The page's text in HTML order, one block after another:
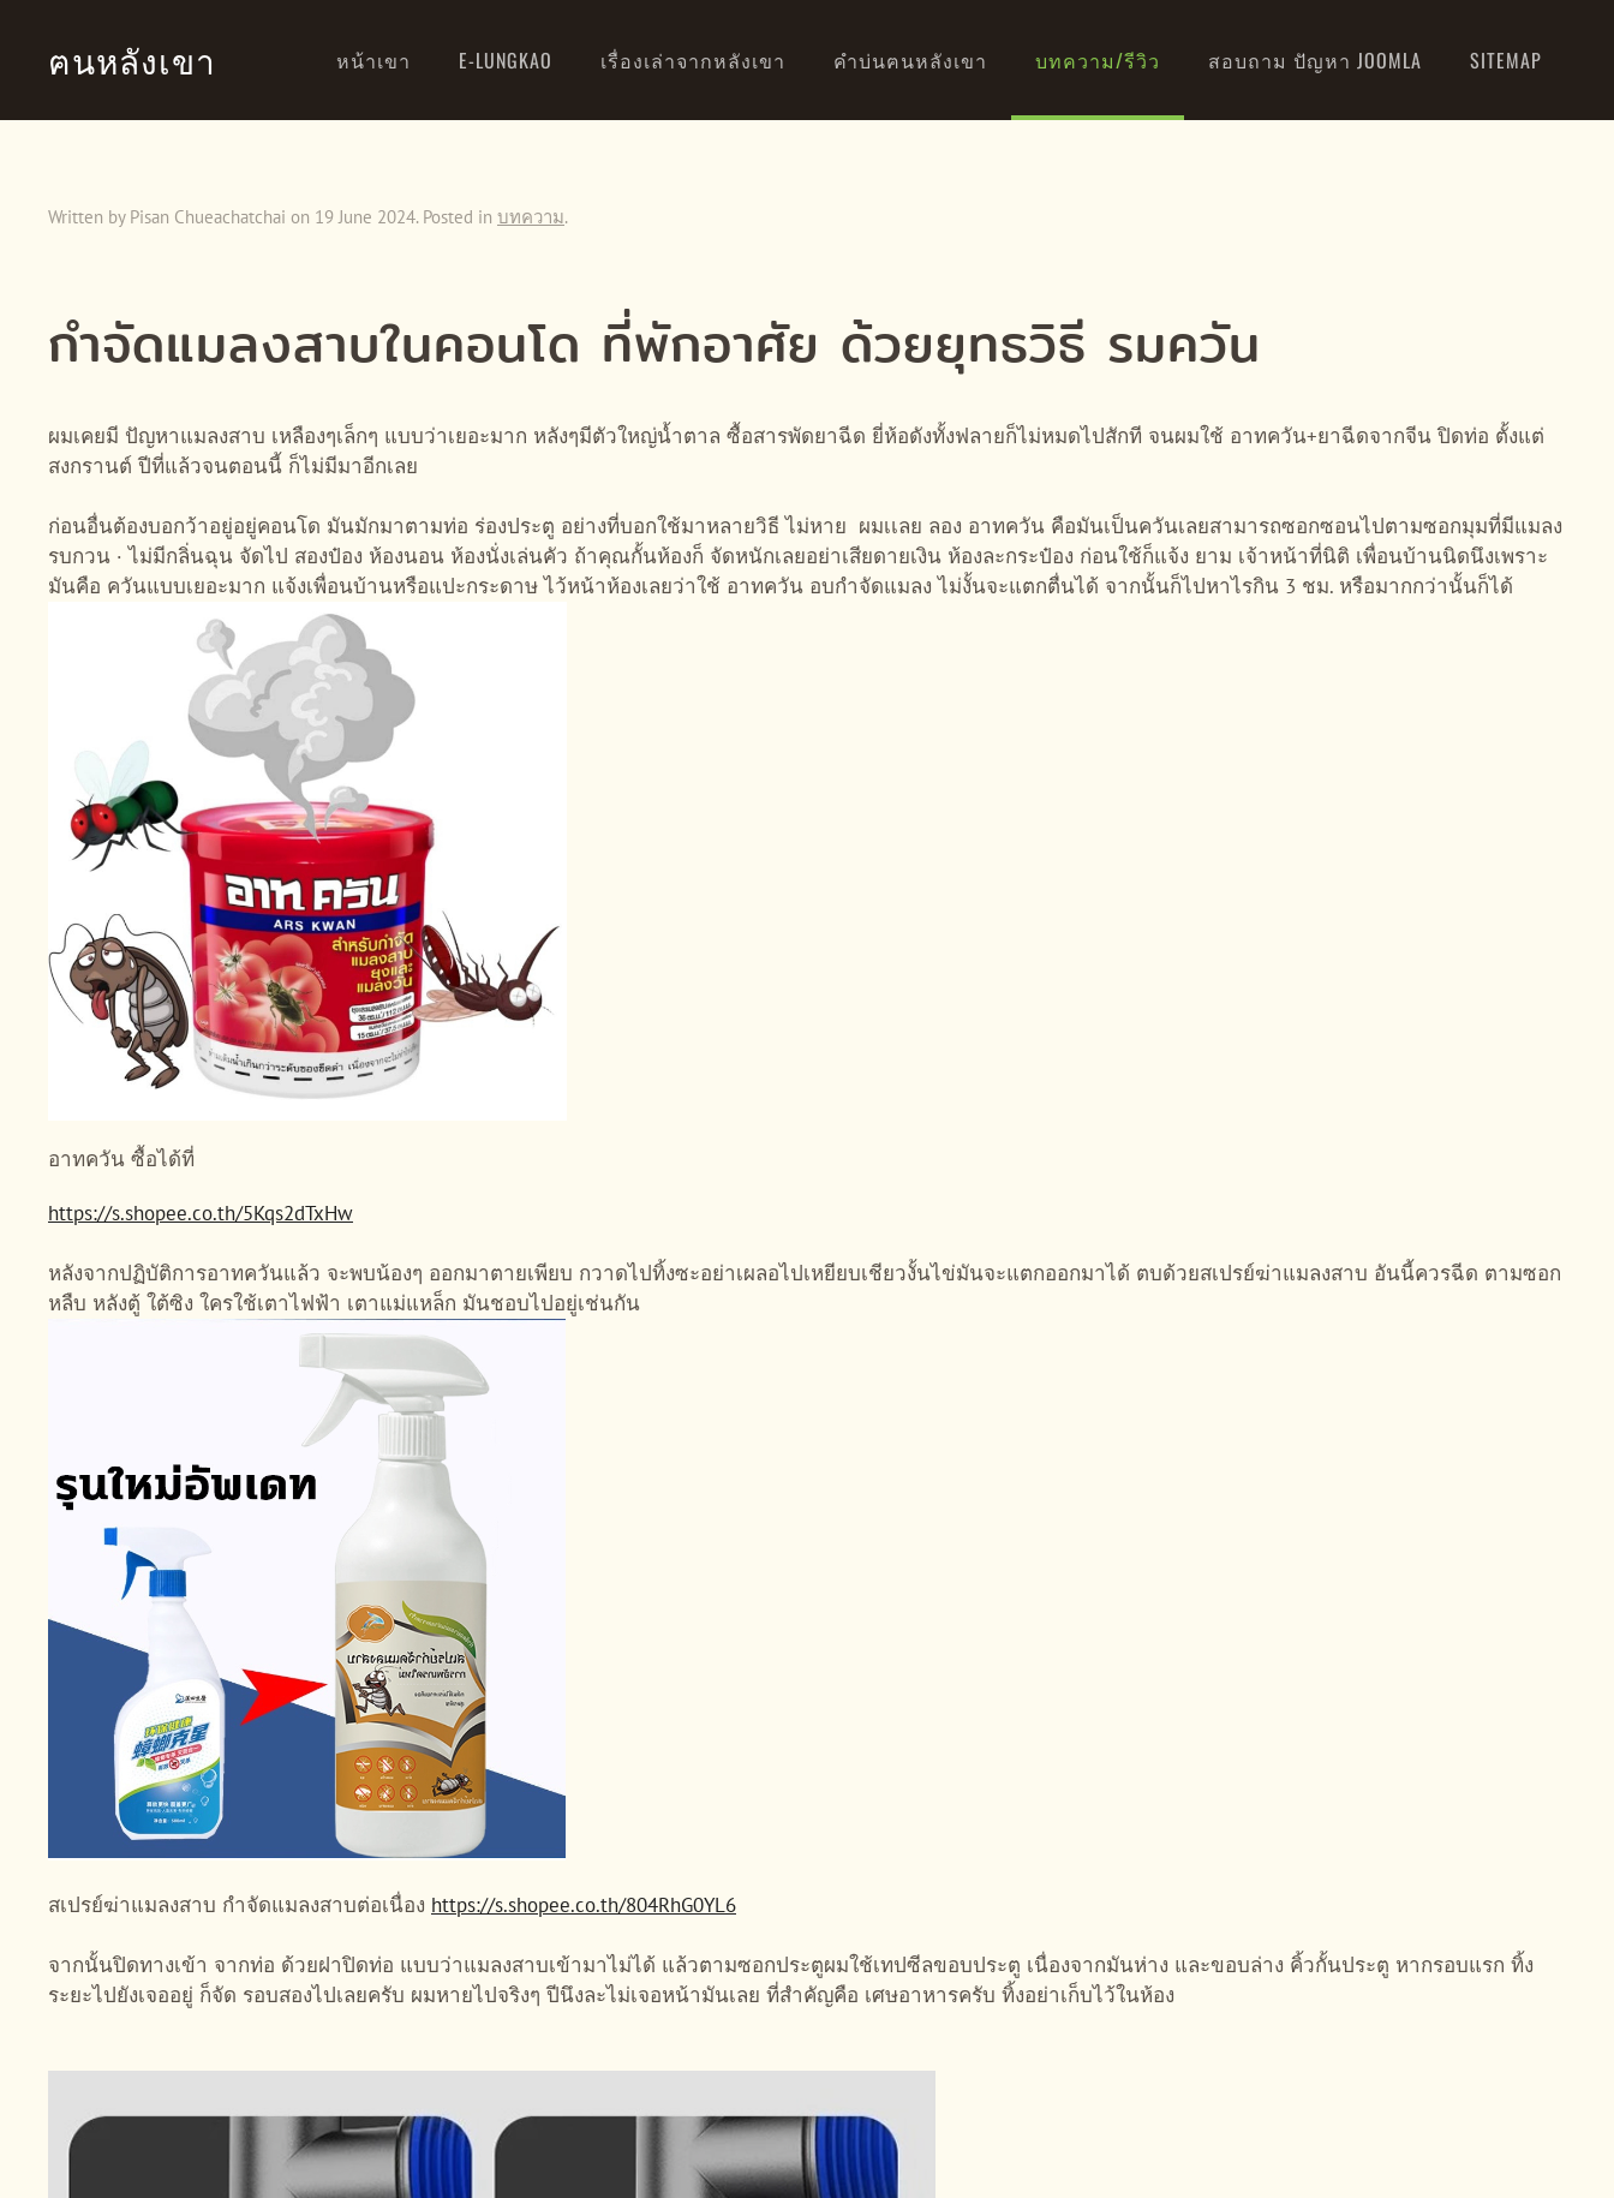
Skip to main content
ฅนหลังเขา หน้าเขา E-LUNGKAO เรื่องเล่าจากหลังเขา คำบ่นฅนหลังเขา บทความ/รีวิว สอบถาม ปัญหา JOOMLA SITEMAP
Written by Pisan Chueachatchai on 19 June 2024. Posted in บทความ.
กำจัดแมลงสาบในคอนโด ที่พักอาศัย ด้วยยุทธวิธี รมควัน
ผมเคยมี ปัญหาแมลงสาบ เหลืองๆเล็กๆ แบบว่าเยอะมาก หลังๆมีตัวใหญ่น้ำตาล ซื้อสารพัดยาฉีด ยี่ห้อดังทั้งฟลายก็ไม่หมดไปสักที จนผมใช้ อาทควัน+ยาฉีดจากจีน ปิดท่อ ตั้งแต่
สงกรานต์ ปีที่แล้วจนตอนนี้ ก็ไม่มีมาอีกเลย
ก่อนอื่นต้องบอกว้าอยู่อยู่คอนโด มันมักมาตามท่อ ร่องประตู อย่างที่บอกใช้มาหลายวิธี ไม่หาย ผมเเลย ลอง อาทควัน คือมันเป็นควันเลยสามารถซอกซอนไปตามซอกมุมที่มีแมลง
รบกวน · ไม่มีกลิ่นฉุน จัดไป สองป๋อง ห้องนอน ห้องนั่งเล่นคัว ถ้าคุณกั้นห้องก็ จัดหนักเลยอย่าเสียดายเงิน ห้องละกระป๋อง ก่อนใช้ก็แจ้ง ยาม เจ้าหน้าที่นิติ เพื่อนบ้านนิดนึงเพราะ
มันคือ ควันแบบเยอะมาก แจ้งเพื่อนบ้านหรือแปะกระดาษ ไว้หน้าห้องเลยว่าใช้ อาทควัน อบกำจัดแมลง ไม่งั้นจะแตกตื่นได้ จากนั้นก็ไปหาไรกิน 3 ชม. หรือมากกว่านั้นก็ได้
อาทควัน ซื้อได้ที่
https://s.shopee.co.th/5Kqs2dTxHw
หลังจากปฏิบัติการอาทควันแล้ว จะพบน้องๆ ออกมาตายเพียบ กวาดไปทิ้งซะอย่าเผลอไปเหยียบเชียวงั้นไข่มันจะแตกออกมาได้ ตบด้วยสเปรย์ฆ่าแมลงสาบ อันนี้ควรฉีด ตามซอก
หลืบ หลังตู้ ใต้ซิง ใครใช้เตาไฟฟ้า เตาแม่แหล็ก มันชอบไปอยู่เช่นกัน
สเปรย์ฆ่าแมลงสาบ กำจัดแมลงสาบต่อเนื่อง https://s.shopee.co.th/804RhG0YL6
จากนั้นปิดทางเข้า จากท่อ ด้วยฝาปิดท่อ แบบว่าแมลงสาบเข้ามาไม่ได้ แล้วตามซอกประตูผมใช้เทปซีลขอบประตู เนื่องจากมันห่าง และขอบล่าง คิ้วกั้นประตู หากรอบแรก ทิ้ง
ระยะไปยังเจออยู่ ก็จัด รอบสองไปเลยครับ ผมหายไปจริงๆ ปีนึงละไม่เจอหน้ามันเลย ที่สำคัญคือ เศษอาหารครับ ทิ้งอย่าเก็บไว้ในห้อง